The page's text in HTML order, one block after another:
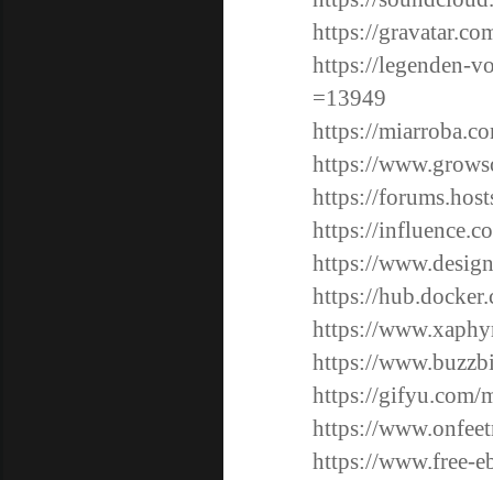
https://
https://legenden-
=13949
https://
https://
https://
https://
https://
https://
https://
https://
https://gifyu.com/
https://
https://www.free-